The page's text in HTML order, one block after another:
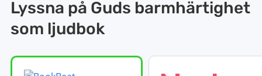
Lyssna på Guds barmhärtighet
som ljudbok